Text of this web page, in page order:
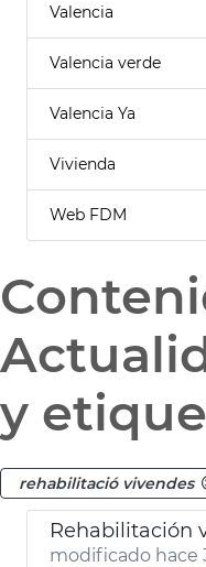
Valencia
Valencia verde
Valencia Ya
Vivienda
Web FDM
y
rehabilitació vivendes
Rehabilitación
modificado hace